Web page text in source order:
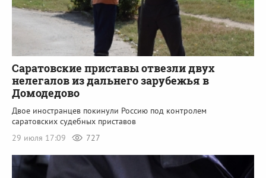
Саратовские приставы отвезли двух
нелегалов из дальнего зарубежья в
Домодедово
Двое иностранцев покинули Россию под контролем
саратовских судебных приставов
29 июля 17:09
727